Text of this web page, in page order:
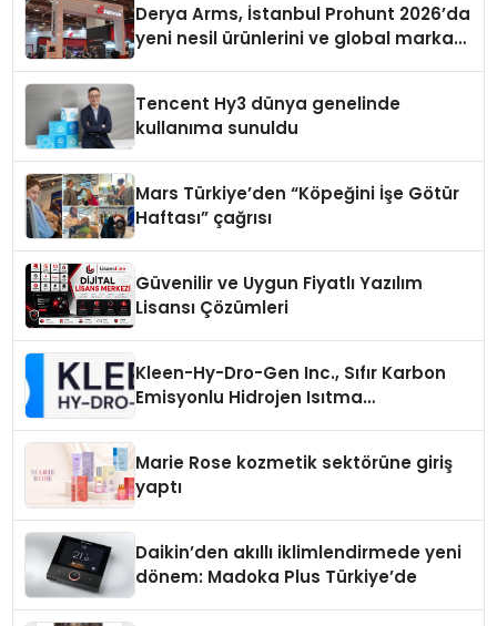
Derya Arms, İstanbul Prohunt 2026’da
yeni nesil ürünlerini ve global marka
Tencent Hy3 dünya genelinde
kullanıma sunuldu
Mars Türkiye’den “Köpeğini İşe Götür
Haftası” çağrısı
Güvenilir ve Uygun Fiyatlı Yazılım
Lisansı Çözümleri
Kleen-Hy-Dro-Gen Inc., Sıfır Karbon
Emisyonlu Hidrojen Isıtma
Marie Rose kozmetik sektörüne giriş
yaptı
Daikin’den akıllı iklimlendirmede yeni
dönem: Madoka Plus Türkiye’de